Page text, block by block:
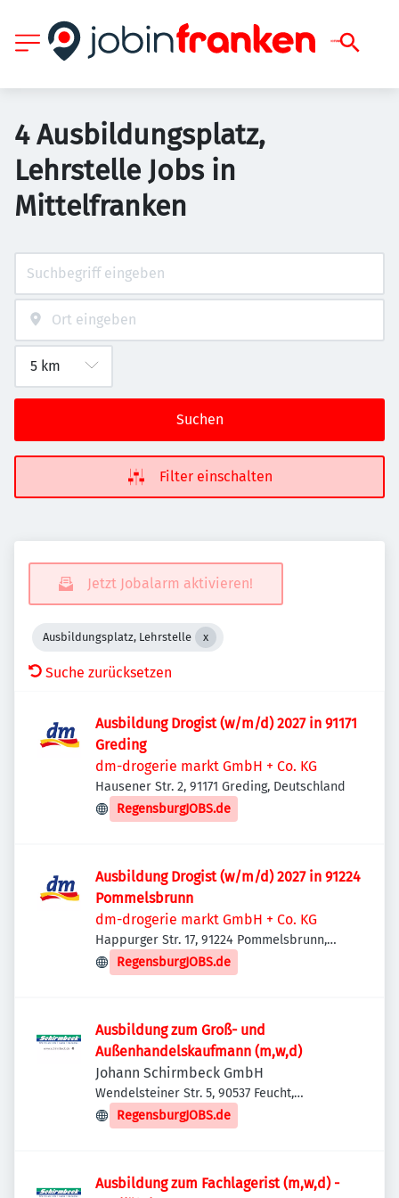
4 Ausbildungsplatz,
Lehrstelle Jobs in
Mittelfranken
Suchen
Filter einschalten
Jetzt Jobalarm aktivieren!
Ausbildungsplatz, Lehrstelle
Suche zurücksetzen
Ausbildung Drogist (w/m/d) 2027 in 91171
Greding
dm-drogerie markt GmbH + Co. KG
Hausener Str. 2, 91171 Greding, Deutschland
RegensburgJOBS.de
Ausbildung Drogist (w/m/d) 2027 in 91224
Pommelsbrunn
dm-drogerie markt GmbH + Co. KG
Happurger Str. 17, 91224 Pommelsbrunn,
Deutschland
RegensburgJOBS.de
Ausbildung zum Groß- und
Außenhandelskaufmann (m,w,d)
Johann Schirmbeck GmbH
Wendelsteiner Str. 5, 90537 Feucht,
Deutschland
RegensburgJOBS.de
Ausbildung zum Fachlagerist (m,w,d) -